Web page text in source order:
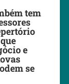
tem
e
se